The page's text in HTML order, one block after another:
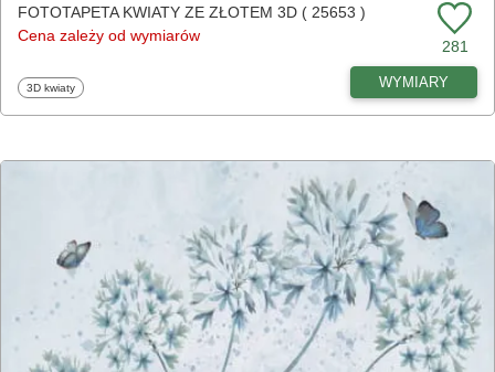
FOTOTAPETA KWIATY ZE ZŁOTEM 3D ( 25653 )
Cena zależy od wymiarów
281
Fototapety
3D kwiaty WYMIARY